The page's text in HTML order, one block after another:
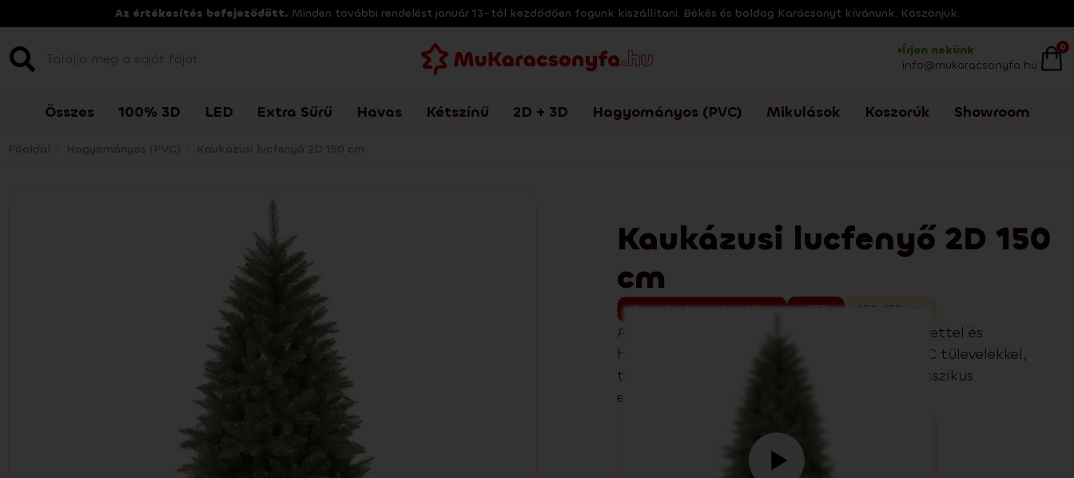
Az értékesítés befejeződött. Minden további rendelést január 13-tól kezdődően fogunk kiszállítani. Békés és boldog Karácsonyt kívánunk. Köszönjük.
Írjon nekünk
info@mukaracsonyfa.hu
0
Összes 100% 3D LED Extra Sűrű Havas Kétszínű 2D + 3D Hagyományos (PVC) Mikulások Koszorúk Showroom
Főoldal Hagyományos (PVC) Kaukázusi lucfenyő 2D 150 cm
Kaukázusi lucfenyő 2D 150
cm
Extra kedvezmény 25 % -25% 150 150
A Kaukázusi lucfenyő 2D 150 cm elegáns sziluettel és
hagyományos megjelenéssel és minőségi PVC tűlevelekkel,
természetes hatással jellemzi. Modern és klasszikus
enteriőrökben egyaránt remekül mutat.